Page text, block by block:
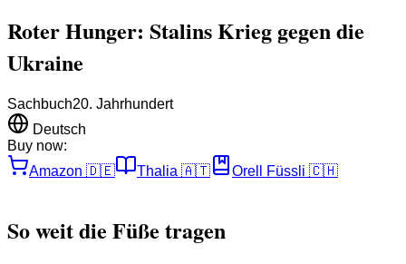
Roter Hunger: Stalins Krieg gegen die
Ukraine
Sachbuch20. Jahrhundert
Deutsch
Buy now:
Amazon 🇩🇪 Thalia 🇦🇹 Orell Füssli 🇨🇭
So weit die Füße tragen